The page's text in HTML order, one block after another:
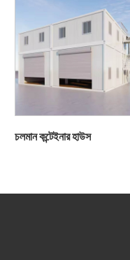
চলমান কন্টেইনার হাউস